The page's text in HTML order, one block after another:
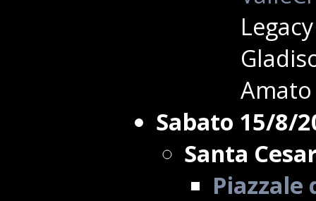
Sabato 15/8/
Santa
Piazzale